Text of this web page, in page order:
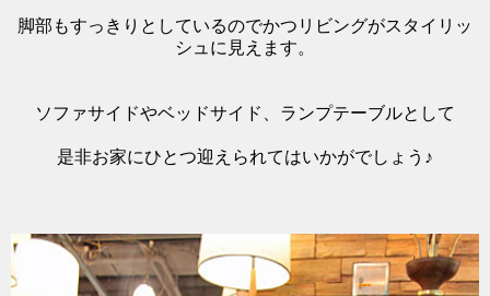
脚部もすっきりとしているのでかつリビングがスタイリッ
シュに見えます。
ソファサイドやベッドサイド、ランプテーブルとして
是非お家にひとつ迎えられてはいかがでしょう♪